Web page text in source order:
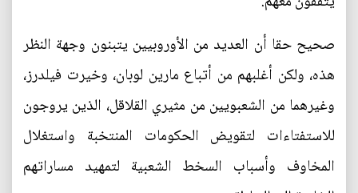
صحيح حقا أن العديد من الأوروبيين يتبنون وجهة النظر
هذه، ولكن أغلبهم من أتباع مارين لوبان، وخيرت فيلدرز،
وغيرهما من الشعبويين من مثيري القلاقل، الذين يروجون
للاستفتاءات لتقويض الحكومات المنتخبة واستغلال
المخاوف وأسباب السخط الشعبية لتمهيد مساراتهم